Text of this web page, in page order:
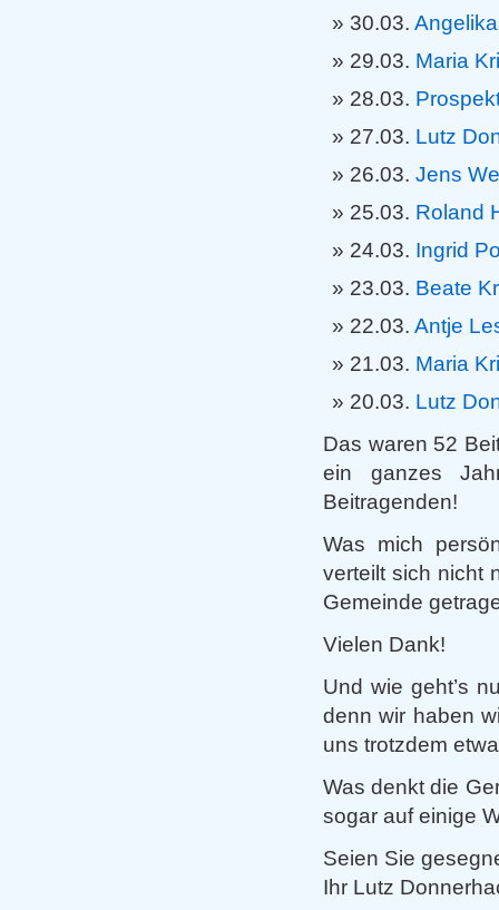
30.03.
29.03. Maria
28.03.
27.03. Lutz
26.03. Jens
25.03. Roland
24.03. Ingrid
23.03. Beate
22.03. Antje
21.03. Maria
20.03. Lutz
Das waren 52
ein ganzes
Beitragenden!
Was mich
verteilt sich nicht
Gemeinde
Vielen Dank!
Und wie geht’s
denn wir haben
uns trotzdem
Was denkt die
sogar auf einige
Seien Sie
Ihr Lutz